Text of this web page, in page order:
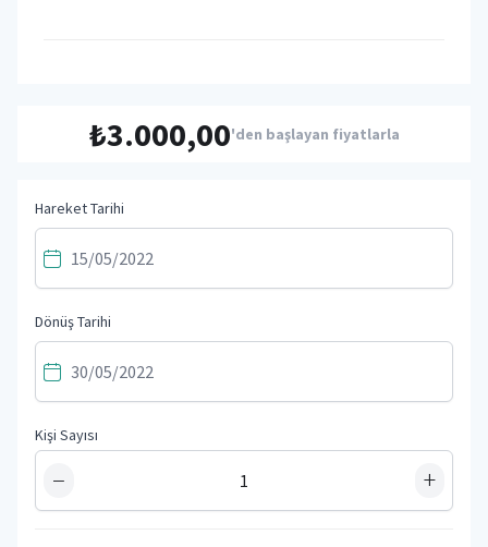
₺3.000,00'den başlayan fiyatlarla
Hareket Tarihi
Dönüş Tarihi
Kişi Sayısı
− +